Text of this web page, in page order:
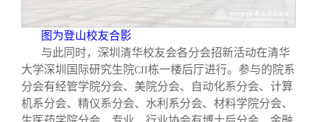
图为登山校友合影
与此同时，深圳清华校友会各分会招新活动在清华
大学深圳国际研究生院CII栋一楼后厅进行。参与的院系
分会有经管学院分会、美院分会、自动化系分会、计算
机系分会、精仪系分会、水利系分会、材料学院分会、